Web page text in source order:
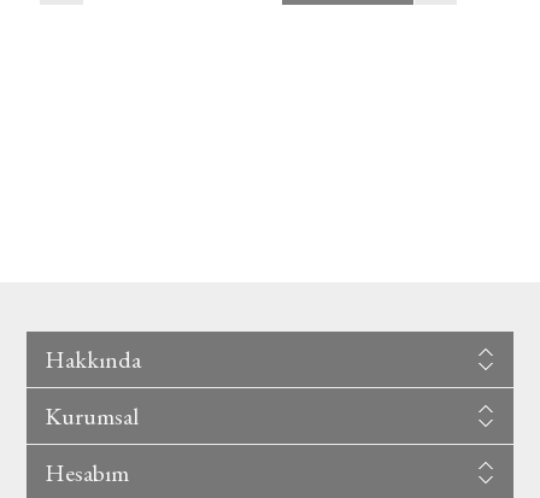
Hakkında
Kurumsal
Hesabım